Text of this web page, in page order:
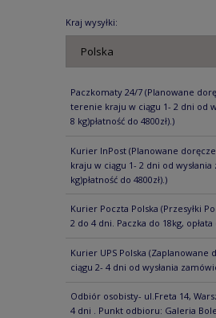
Kraj wysyłki:
Paczkomaty 24/7 (Planowane
terenie kraju w ciągu 1- 2 dni od
8 kg)płatność do 4800zł).)
Kurier InPost (Planowane
kraju w ciągu 1- 2 dni od
kg)płatność do 4800zł).)
Kurier Poczta Polska (Przesyłki
2 do 4 dni. Paczka do 18kg, opłata
Kurier UPS Polska (Zaplanowane
ciągu 2- 4 dni od wysłania
Odbiór osobisty- ul.Freta 14,
4 dni . Punkt odbioru: Galeria